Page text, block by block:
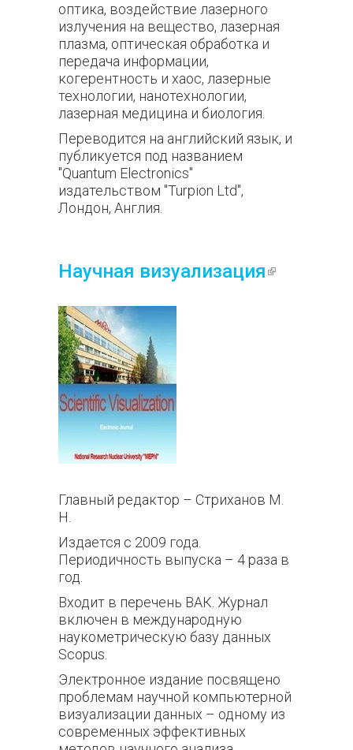
оптика, воздействие лазерного
излучения на вещество, лазерная
плазма, оптическая обработка и
передача информации,
когерентность и хаос, лазерные
технологии, нанотехнологии,
лазерная медицина и биология.
Переводится на английский язык, и
публикуется под названием
"Quantum Electronics"
издательством "Turpion Ltd",
Лондон, Англия.
Научная визуализация
Главный редактор – Стриханов М.
Н.
Издается с 2009 года.
Периодичность выпуска – 4 раза в
год.
Входит в перечень ВАК. Журнал
включен в международную
наукометрическую базу данных
Scopus.
Электронное издание посвящено
проблемам научной компьютерной
визуализации данных – одному из
современных эффективных